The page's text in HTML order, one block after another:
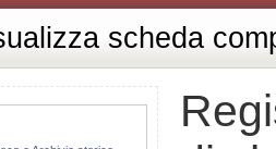
scheda